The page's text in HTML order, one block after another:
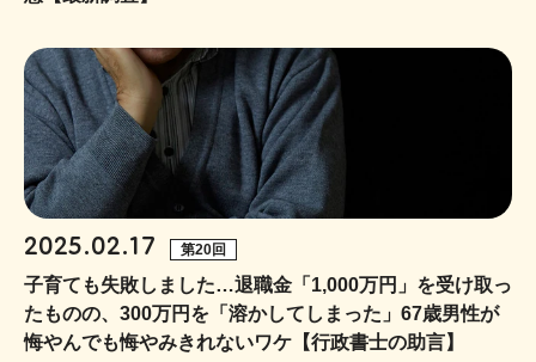
2025.02.17 第20回
子育ても失敗しました…退職金「1,000万円」を受け取っ
たものの、300万円を「溶かしてしまった」67歳男性が
悔やんでも悔やみきれないワケ【行政書士の助言】